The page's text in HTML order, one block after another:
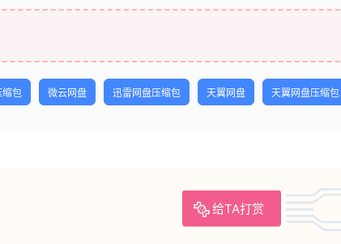
缩包 微云网盘 迅雷网盘压缩包 天翼网盘 天翼网盘压缩包
给TA打赏